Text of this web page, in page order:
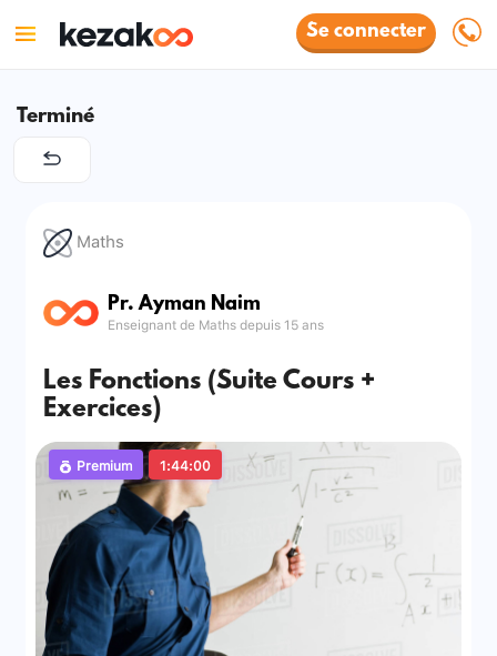
Se connecter
Terminé
Maths
Pr. Ayman Naim
Enseignant de Maths depuis 15 ans
Les Fonctions (Suite Cours +
Exercices)
Premium 1:44:00